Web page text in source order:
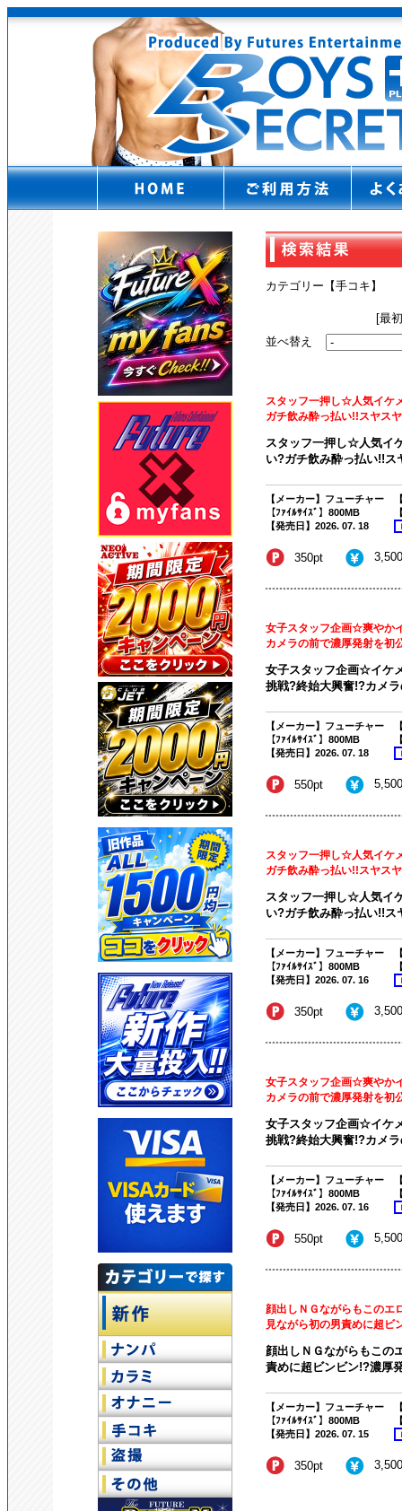
カテゴリー【手コキ】
[最
並べ替え
スタッフ一押し☆人気イケ
ガチ飲み酔っ払い!!スヤス
スタッフ一押し☆人気イ
い?ガチ飲み酔っ払い!!ス
【メーカー】フューチャー
【ﾌｧｲﾙｻｲｽﾞ】800MB
【発売日】2026. 07. 18
350pt
女子スタッフ企画☆爽やか
カメラの前で濃厚発射を初
女子スタッフ企画☆イケ
挑戦?終始大興奮!?カメ
【メーカー】フューチャー
【ﾌｧｲﾙｻｲｽﾞ】800MB
【発売日】2026. 07. 18
550pt
スタッフ一押し☆人気イケ
ガチ飲み酔っ払い!!スヤス
スタッフ一押し☆人気イ
い?ガチ飲み酔っ払い!!ス
【メーカー】フューチャー
【ﾌｧｲﾙｻｲｽﾞ】800MB
【発売日】2026. 07. 16
350pt
女子スタッフ企画☆爽やか
カメラの前で濃厚発射を初
女子スタッフ企画☆イケ
挑戦?終始大興奮!?カメ
【メーカー】フューチャー
【ﾌｧｲﾙｻｲｽﾞ】800MB
【発売日】2026. 07. 16
550pt
顔出しＮＧながらもこの
見ながら初の男責めに超ビ
顔出しＮＧながらもこ
責めに超ビンビン!?濃厚
【メーカー】フューチャー
【ﾌｧｲﾙｻｲｽﾞ】800MB
【発売日】2026. 07. 15
350pt